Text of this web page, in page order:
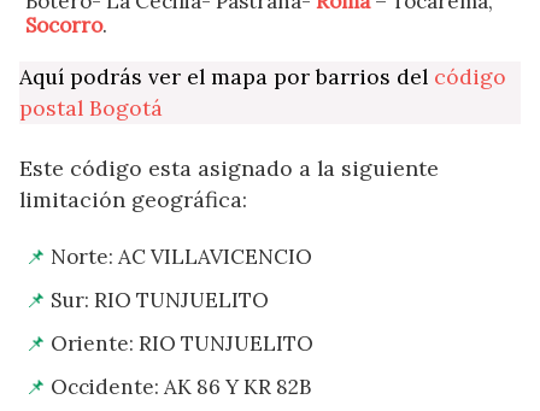
Socorro.
Aquí podrás ver el mapa por barrios del código
postal Bogotá
Este código esta asignado a la siguiente
limitación geográfica:
Norte: AC VILLAVICENCIO
Sur: RIO TUNJUELITO
Oriente: RIO TUNJUELITO
Occidente: AK 86 Y KR 82B